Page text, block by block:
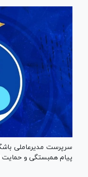
سرپرست مدیرعاملی
پیام همبستگی و حمایت